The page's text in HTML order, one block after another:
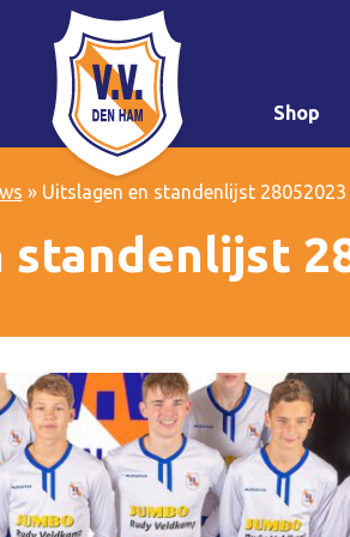
Shop
» Uitslagen en standenlijst 28052023
standenlijst